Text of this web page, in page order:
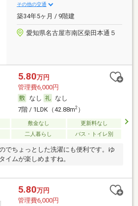
その他の交通
築34年5ヶ月 / 9階建
愛知県名古屋市南区柴田本通５
5.80万円
管理費6,000円
なし
なし
7階 / 1LDK（42.88m2）
敷金なし
更新料なし
二人暮らし バス・トイレ別
でちょっとした洗濯にも便利です。ゆ
イムが楽しめますね。
5.80万円
管理費6,000円